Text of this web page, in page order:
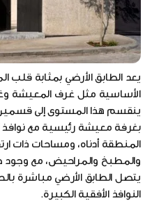
يعد الطابق الأرضي بمثابة
الأساسية مثل غرف المعيشة
ينقسم هذا المستوى إلى
بغرفة معيشة رئيسية مع نوافذ
المنطقة أدناه، ومساحات ذات
والمطبخ والمراحيض، مع وجود
يتصل الطابق الأرضي مباشرة
النوافذ الأفقية الكبيرة.